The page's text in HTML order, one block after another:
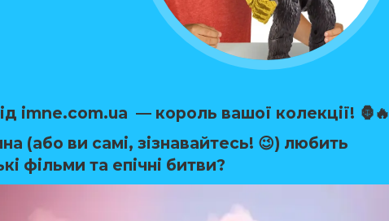
imne.com.ua — король вашої колекції! 🦍🔥
(або ви самі, зізнавайтесь! 😉) любить
фільми та епічні битви?